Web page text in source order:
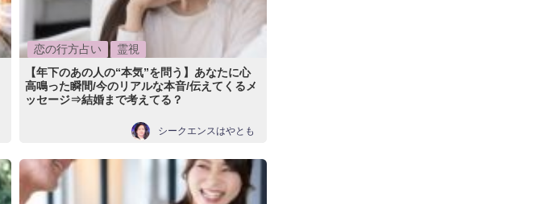
恋の行方占い
霊視
【年下のあの人の“本気”を問う】あなたに心
高鳴った瞬間/今のリアルな本音/伝えてくるメ
ッセージ⇒結婚まで考えてる？
シークエンスはやとも